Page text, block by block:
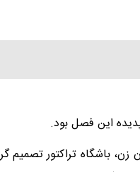
این فصل بود.
زن، باشگاه‌ تراکتور تصمیم